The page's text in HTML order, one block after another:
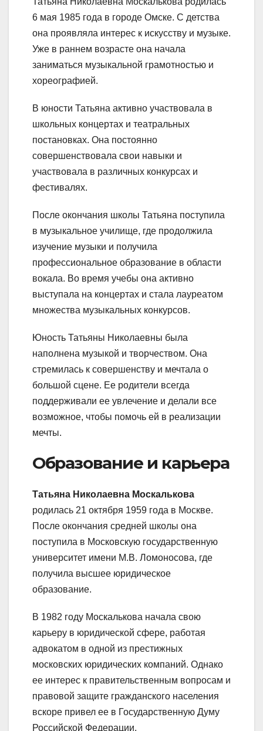
6 мая 1985 года в городе Омске. С детства
она проявляла интерес к искусству и музыке.
Уже в раннем возрасте она начала
заниматься музыкальной грамотностью и
хореографией.
В юности Татьяна активно участвовала в
школьных концертах и театральных
постановках. Она постоянно
совершенствовала свои навыки и
участвовала в различных конкурсах и
фестивалях.
После окончания школы Татьяна поступила
в музыкальное училище, где продолжила
изучение музыки и получила
профессиональное образование в области
вокала. Во время учебы она активно
выступала на концертах и стала лауреатом
множества музыкальных конкурсов.
Юность Татьяны Николаевны была
наполнена музыкой и творчеством. Она
стремилась к совершенству и мечтала о
большой сцене. Ее родители всегда
поддерживали ее увлечение и делали все
возможное, чтобы помочь ей в реализации
мечты.
Образование и карьера
Татьяна Николаевна Москалькова
родилась 21 октября 1959 года в Москве.
После окончания средней школы она
поступила в Московскую государственную
университет имени М.В. Ломоносова, где
получила высшее юридическое
образование.
В 1982 году Москалькова начала свою
карьеру в юридической сфере, работая
адвокатом в одной из престижных
московских юридических компаний. Однако
ее интерес к правительственным вопросам и
правовой защите гражданского населения
вскоре привел ее в Государственную Думу
Российской Федерации.